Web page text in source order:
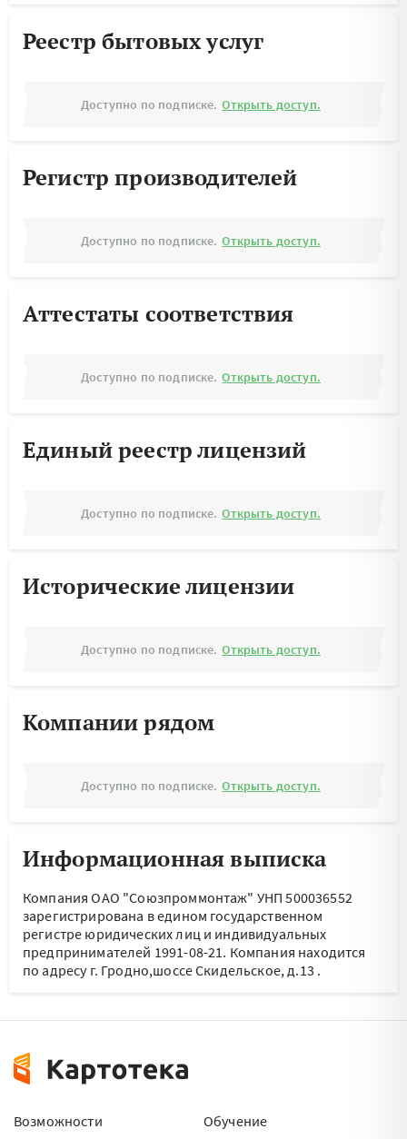
Реестр бытовых услуг
Доступно по подписке. Открыть доступ.
Регистр производителей
Доступно по подписке. Открыть доступ.
Аттестаты соответствия
Доступно по подписке. Открыть доступ.
Единый реестр лицензий
Доступно по подписке. Открыть доступ.
Исторические лицензии
Доступно по подписке. Открыть доступ.
Компании рядом
Доступно по подписке. Открыть доступ.
Информационная выписка
Компания ОАО "Союзпроммонтаж" УНП 500036552
зарегистрирована в едином государственном
регистре юридических лиц и индивидуальных
предпринимателей 1991-08-21. Компания находится
по адресу г. Гродно,шоссе Скидельское, д.13 .
Возможности
Обучение